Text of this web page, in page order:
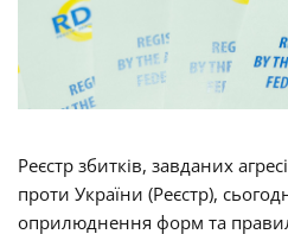
Реєстр збитків, завданих
проти України (Реєстр),
оприлюднення форм та